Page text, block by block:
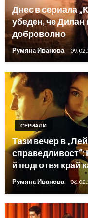
Днес в сериала
убеден, че Дилан
доброволно
Румяна Иванова
СЕРИАЛИ
Тази вечер в
й подготвя край
Румяна Иванова